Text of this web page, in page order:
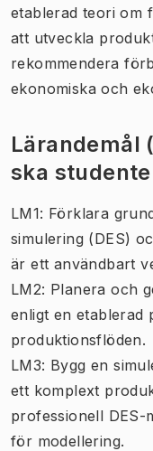
etablerad teori om
att utveckla
rekommendera
ekonomiska och
Lärandemål
ska
LM1: Förklara
simulering (DES)
är ett användbart
LM2: Planera och
enligt en etablerad
produktionsflöden.
LM3: Bygg en
ett komplext
professionell DES-
för modellering.